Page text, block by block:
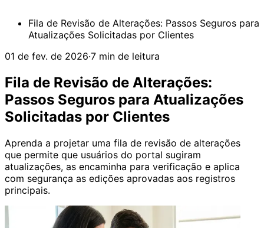
Fila de Revisão de Alterações: Passos Seguros para
Atualizações Solicitadas por Clientes
01 de fev. de 2026·7 min de leitura
Fila de Revisão de Alterações:
Passos Seguros para Atualizações
Solicitadas por Clientes
Aprenda a projetar uma fila de revisão de alterações
que permite que usuários do portal sugiram
atualizações, as encaminha para verificação e aplica
com segurança as edições aprovadas aos registros
principais.